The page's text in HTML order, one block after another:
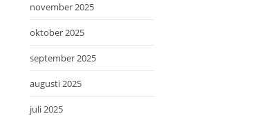
november 2025
oktober 2025
september 2025
augusti 2025
juli 2025